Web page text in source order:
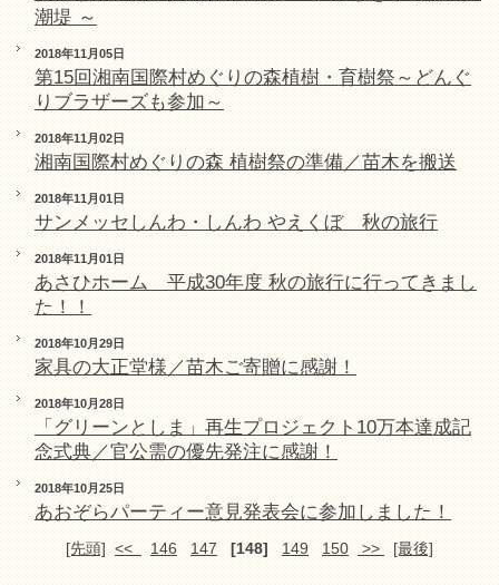
潮堤 ～
2018年11月05日
第15回湘南国際村めぐりの森植樹・育樹祭～どんぐ
りブラザーズも参加～
2018年11月02日
湘南国際村めぐりの森 植樹祭の準備／苗木を搬送
2018年11月01日
サンメッセしんわ・しんわ やえくぼ 秋の旅行
2018年11月01日
あさひホーム 平成30年度 秋の旅行に行ってきまし
た！！
2018年10月29日
家具の大正堂様／苗木ご寄贈に感謝！
2018年10月28日
「グリーンとしま」再生プロジェクト10万本達成記
念式典／官公需の優先発注に感謝！
2018年10月25日
あおぞらパーティー意見発表会に参加しました！
[先頭] << 146 147 [148] 149 150 >> [最後]